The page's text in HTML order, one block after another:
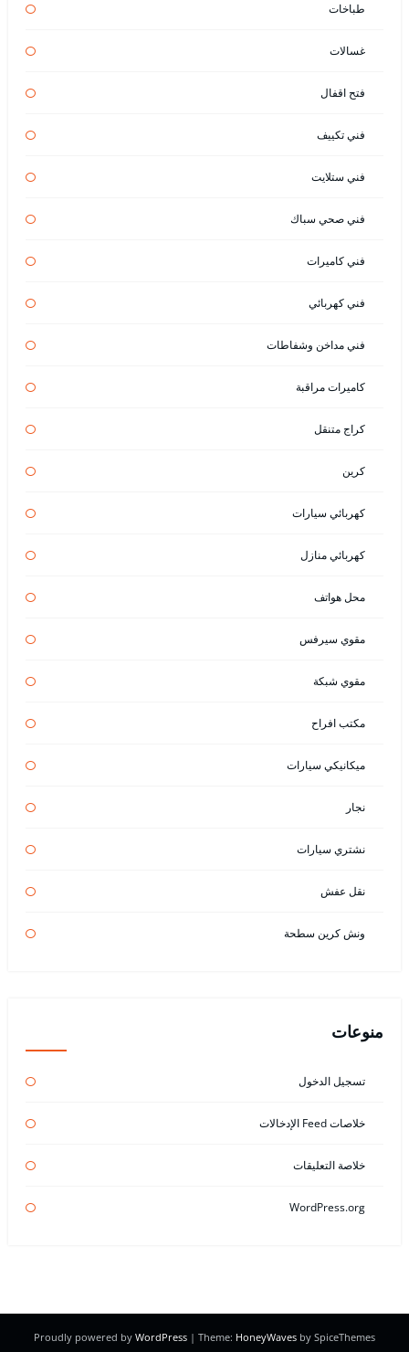
طباخات
غسالات
فتح اقفال
فني تكييف
فني ستلايت
فني صحي سباك
فني كاميرات
فني كهربائي
فني مداخن وشفاطات
كاميرات مراقبة
كراج متنقل
كرين
كهربائي سيارات
كهربائي منازل
محل هواتف
مقوي سيرفس
مقوي شبكة
مكتب افراح
ميكانيكي سيارات
نجار
نشتري سيارات
نقل عفش
ونش كرين سطحة
منوعات
تسجيل الدخول
خلاصات Feed الإدخالات
خلاصة التعليقات
WordPress.org
Proudly powered by WordPress | Theme: HoneyWaves by SpiceThemes